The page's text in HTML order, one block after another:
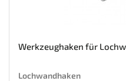
Werkzeughaken für
Lochwandhaken